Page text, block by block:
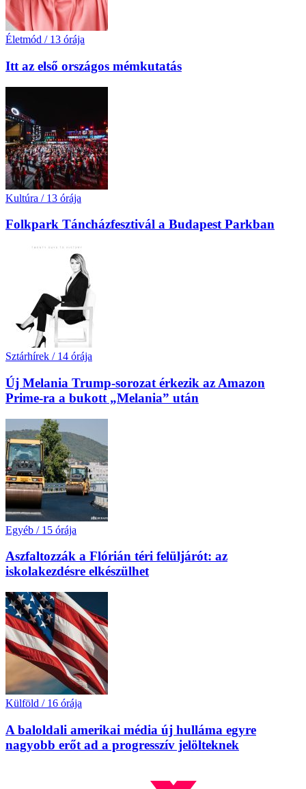
Életmód / 13 órája
Itt az első országos mémkutatás
Kultúra / 13 órája
Folkpark Táncházfesztivál a Budapest Parkban
Sztárhírek / 14 órája
Új Melania Trump-sorozat érkezik az Amazon
Prime-ra a bukott „Melania” után
Egyéb / 15 órája
Aszfaltozzák a Flórián téri felüljárót: az
iskolakezdésre elkészülhet
Külföld / 16 órája
A baloldali amerikai média új hulláma egyre
nagyobb erőt ad a progresszív jelölteknek